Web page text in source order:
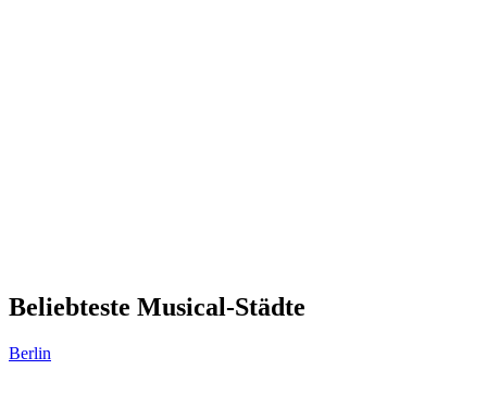
Beliebteste Musical-Städte
Berlin